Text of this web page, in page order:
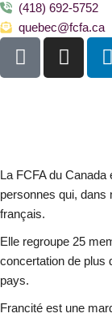
(418) 692-5752
quebec@fcfa.ca
F
a
o
k
-
s
q
u
a
r
I
n
r
a
m
L
i
i
La FCFA du
personnes qui, dans
français.
Elle regroupe 25
concertation de plus
pays.
Francité est une